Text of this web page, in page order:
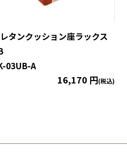
タンクッション座ラックス
03UB-A
16,170 円(税込)